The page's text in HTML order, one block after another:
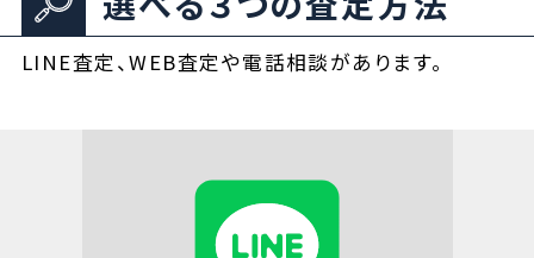
LINE査定、WEB査定や電話相談があります。